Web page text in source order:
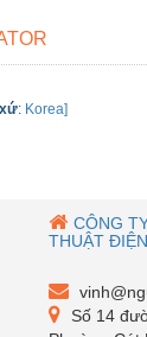
: Korea]
CÔNG
THUẬT
Số 14